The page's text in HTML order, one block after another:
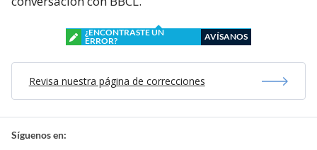
¿ENCONTRASTE UN
ERROR?
AVÍSANOS
Revisa nuestra página de correcciones
Síguenos en: